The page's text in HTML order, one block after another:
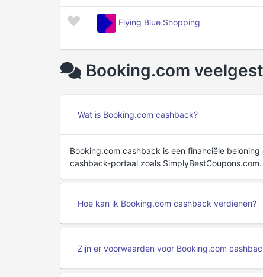
Flying Blue Shopping
Booking.com
Wat is Booking.com cashback?
Booking.com cashback is een financiële
cashback-portaal zoals SimplyBestCoupons.com.
Hoe kan ik Booking.com cashback verdienen?
Zijn er voorwaarden voor Booking.com